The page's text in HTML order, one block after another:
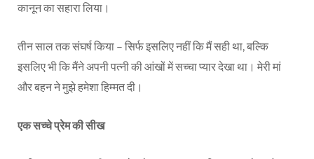
कानून का सहारा लिया।
तीन साल तक संघर्ष किया – सिर्फ इसलिए नहीं कि मैं सही था, बल्कि
इसलिए भी कि मैंने अपनी पत्नी की आंखों में सच्चा प्यार देखा था। मेरी मां
और बहन ने मुझे हमेशा हिम्मत दी।
एक सच्चे प्रेम की सीख